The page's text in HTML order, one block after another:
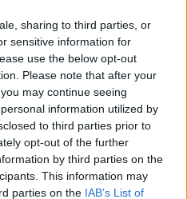
sharing to third parties, or
sensitive information for
use the below opt-out
Please note that after your
may continue seeing
information utilized by
to third parties prior to
opt-out of the further
by third parties on the
This information may
parties on the IAB’s List of